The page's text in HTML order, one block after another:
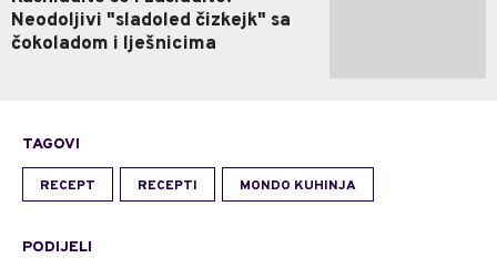
Neodoljivi "sladoled čizkejk" sa
čokoladom i lješnicima
TAGOVI
RECEPT RECEPTI MONDO KUHINJA
PODIJELI